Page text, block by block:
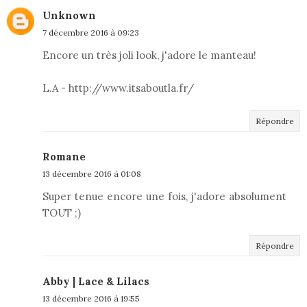
Unknown
7 décembre 2016 à 09:23
Encore un très joli look, j'adore le manteau!
L.A - http://www.itsaboutla.fr/
Répondre
Romane
13 décembre 2016 à 01:08
Super tenue encore une fois, j'adore absolument
TOUT ;)
Répondre
Abby | Lace & Lilacs
13 décembre 2016 à 19:55